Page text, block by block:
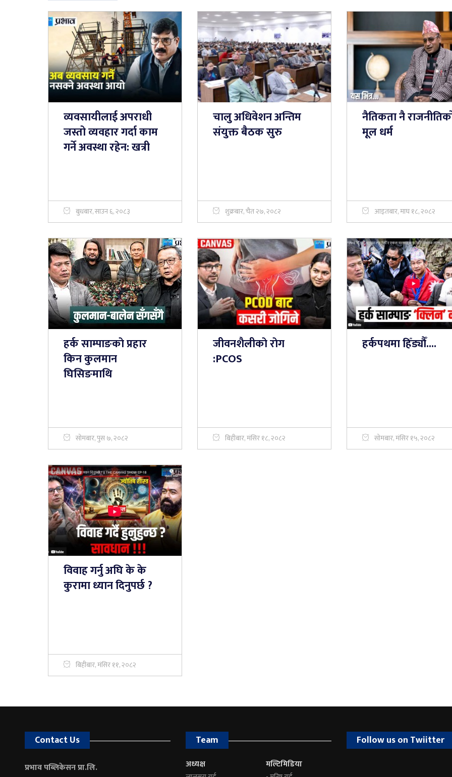
व्यवसायीलाई अपराधी
जस्तो व्यवहार गर्दा काम
गर्ने अवस्था रहेन: खत्री
बुधबार, साउन ६, २०८३
चालु अधिवेशन अन्तिम
संयुक्त बैठक सुरु
शुक्रबार, चैत २७, २०८२
नैतिकता नै
मूल धर्म
आइतबार, माघ १८, २०८२
हर्क साम्पाङकाे प्रहार
किन कुलमान
घिसिङमाथि
सोमबार, पुस ७, २०८२
जीवनशैलीकाे राेग
:PCOS
बिहीबार, मंसिर १८, २०८२
हर्कपथमा हिँड्यौँ....
सोमबार, मंसिर १५, २०८२
विवाह गर्नु अघि के के
कुरामा ध्यान दिनुपर्छ ?
बिहीबार, मंसिर ११, २०८२
Contact Us
प्रभाव पब्लिकेसन प्रा.लि.
Team
अध्यक्ष मल्टिमिडिया
Follow us on Twiitter